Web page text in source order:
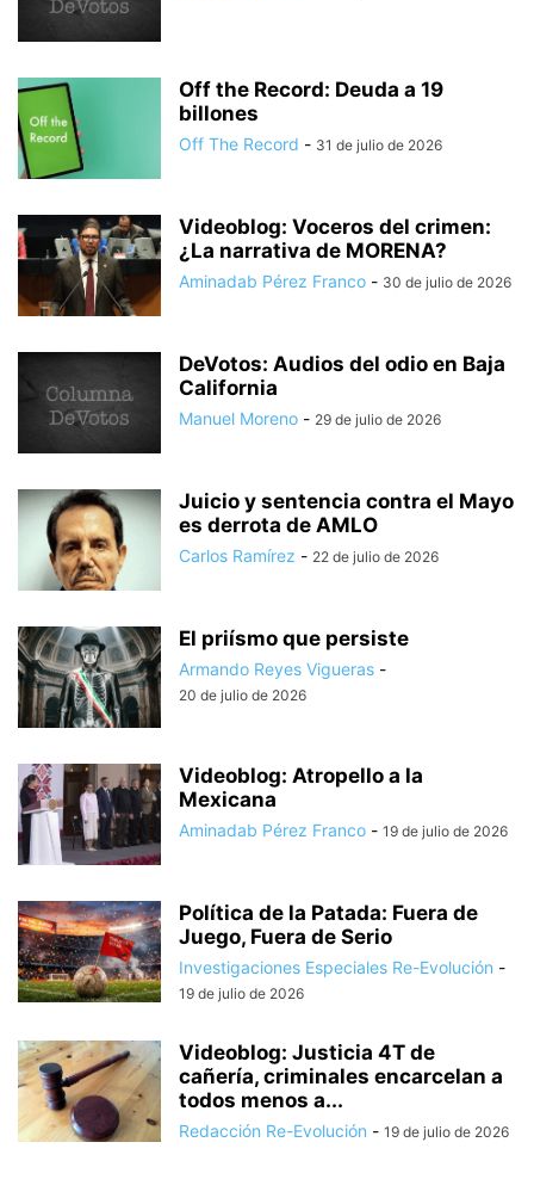
Off the Record: Deuda a 19
billones
Off The Record - 31 de julio de 2026
Videoblog: Voceros del crimen:
¿La narrativa de MORENA?
Aminadab Pérez Franco - 30 de julio de 2026
DeVotos: Audios del odio en Baja
California
Manuel Moreno - 29 de julio de 2026
Juicio y sentencia contra el Mayo
es derrota de AMLO
Carlos Ramírez - 22 de julio de 2026
El priísmo que persiste
Armando Reyes Vigueras -
20 de julio de 2026
Videoblog: Atropello a la
Mexicana
Aminadab Pérez Franco - 19 de julio de 2026
Política de la Patada: Fuera de
Juego, Fuera de Serio
Investigaciones Especiales Re-Evolución -
19 de julio de 2026
Videoblog: Justicia 4T de
cañería, criminales encarcelan a
todos menos a...
Redacción Re-Evolución - 19 de julio de 2026